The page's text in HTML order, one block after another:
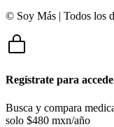
© Soy Más | Todos los
Regístrate para
Busca y compara
solo $480 mxn/año